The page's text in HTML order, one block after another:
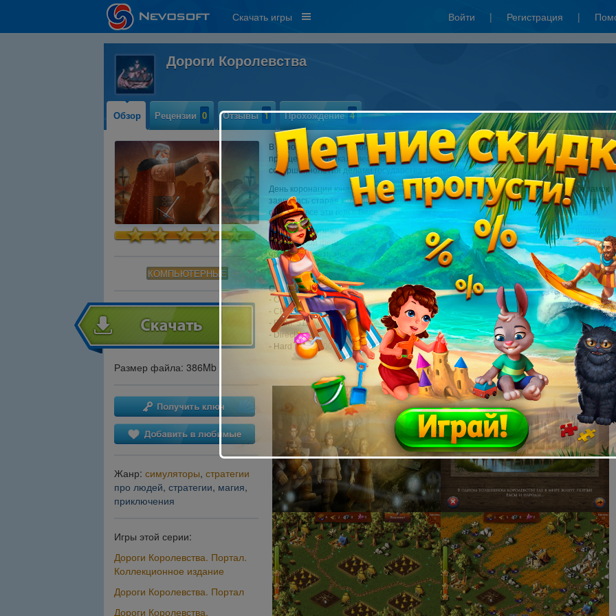
Скачать игры Войти | Регистрация |
Дороги Королевства
Обзор Рецензии 0 Отзывы 1 Прохождение 4
КОМПЬЮТЕРНЫЕ
Размер файла: 386Mb
Жанр: симуляторы, стратегии
про людей, стратегии, магия,
приключения
Игры этой серии:
Дороги Королевства. Портал.
Коллекционное издание
Дороги Королевства. Портал
Дороги Королевства.
В одном сказочном королевстве жила-была маленькая принцесса Лайна. Жизнь
принцессы протекала весело и беззаботно, поскольку до момента ее
совершеннолетия делами государства занимались ее советники.
День коронации юная Лайна запомнила надолго. В самый разгар празднества в замок
заявилась старая колдунья и заявила, что не такую наследницу жители королевства
ожидали все эти годы. Ведьма взмахнула рукой и яркая вспышка ослепила весь зал.
Лайна зажмурила глаза, а когда открыла их вновь, она оказалась в стоге сена рядом с
обветшалой фермой. Коронованная наследница престола срочно отправилась в путь,
чтобы отыскать злую ведьму. Удастся ли ей разрушить чары, или она навсегда будет
забыта?!
Системные требования:
- OS:Windows XPили более поздняя версия
- CPU: 2.0 GHz
- RAM: 512 MB
- DirectX: 11.0
- Hard Drive: 400 MB